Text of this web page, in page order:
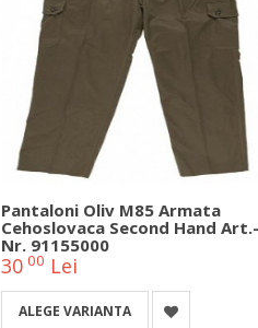
Pantaloni Oliv M85 Armata
Cehoslovaca Second Hand Art.-
Nr. 91155000
30 00 Lei
ALEGE VARIANTA